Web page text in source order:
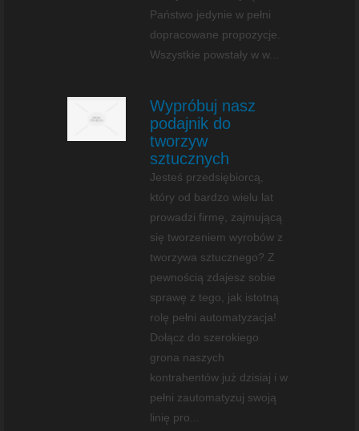
Państwo jedynie w pełni
dopracowane propozycje.
Wszystkie powstały w w...
Wypróbuj nasz
podajnik do
tworzyw
sztucznych
Jesteś przedsiębiorcą,
który od bardzo wielu lat
prowadzi firmę, zajmującą
się tworzeniem wyrobów z
tworzywa sztucznego? Z
pewnością zdajesz sobie
sprawę z tego, jak istotną
rolę pełni automatyzacja!
Dołącz do szerokiego
grona naszych
kontrahentów już dzisiaj i w
pełni zautomatyzuj swoją
linię pro...